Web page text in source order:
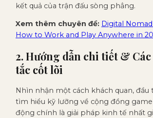
kết quả của trận đấu sòng phẳng.
Xem thêm chuyên đề: Digital
How to Work and Play Anywhere in
2. Hướng dẫn chi tiết &
tắc cốt lõi
Nhìn nhận một cách khách quan, đầu
tìm hiểu kỹ lưỡng về cộng đồng
động chính là giải pháp kinh tế nhất